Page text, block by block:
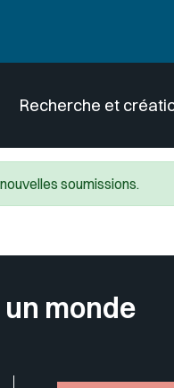
Recherche et
soumissions.
un monde